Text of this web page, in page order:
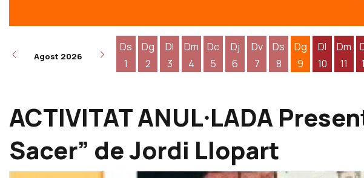
Agost 2026
Ds
1
Dg
2
Dl
3
Dm
4
Dc
5
Dj
6
Dv
7
Ds
8
Dg
9
Dl
10
Dm
11
ACTIVITAT ANUL·LADA
Sacer” de Jordi Llopart